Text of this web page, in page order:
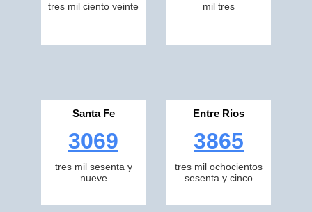
tres mil ciento veinte mil tres
Santa Fe
3069
tres mil sesenta y
nueve
Entre Rios
3865
tres mil ochocientos
sesenta y cinco